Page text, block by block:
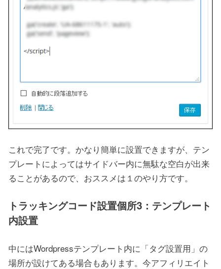
これで完了です。かなり簡単に設置できますが、テン
プレートによってはサイドバー内に無駄な空白が出来
ることがあるので、おススメは１のやり方です。
トラッキングコード設置個所3：テンプレート
内設置
中にはWordpressテンプレート内に「タグ設置用」の
場所が設けてある場合もあります。今アフィリエイト